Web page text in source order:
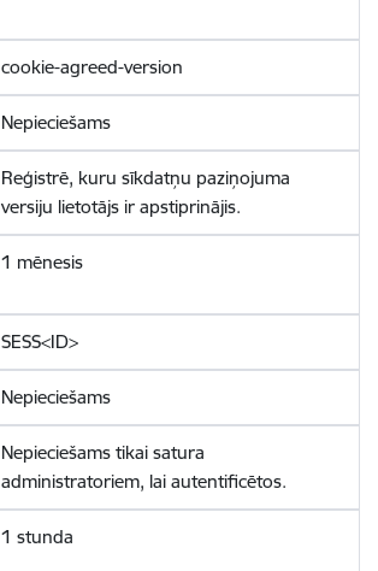
cookie-agreed-version
Nepieciešams
Reģistrē, kuru sīkdatņu paziņojuma
versiju lietotājs ir apstiprinājis.
1 mēnesis
SESS<ID>
Nepieciešams
Nepieciešams tikai satura
administratoriem, lai autentificētos.
1 stunda